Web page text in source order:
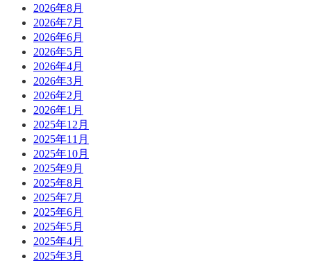
2026年8月
2026年7月
2026年6月
2026年5月
2026年4月
2026年3月
2026年2月
2026年1月
2025年12月
2025年11月
2025年10月
2025年9月
2025年8月
2025年7月
2025年6月
2025年5月
2025年4月
2025年3月